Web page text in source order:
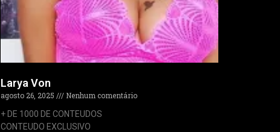
Larya Von
agosto 26, 2025
Nenhum comentário
+ DE 1000 DE CONTEUDOS
CONTEUDO EXCLUSIVO